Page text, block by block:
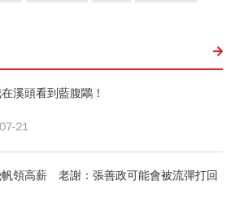
溪頭看到藍腹鷴！
21
領高薪 老謝：張善政可能會被流彈打回